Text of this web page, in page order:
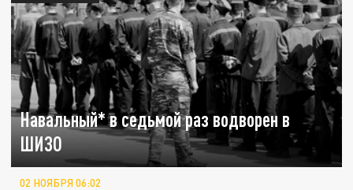
Навальный* в седьмой раз водворен в
ШИЗО
02 НОЯБРЯ 06:02